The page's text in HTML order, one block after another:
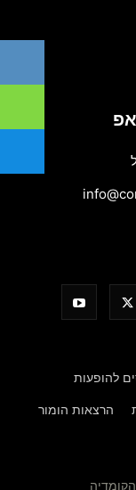
להופעות
הרצאות הומור
הקומדיה